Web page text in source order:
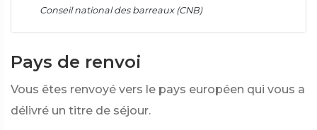
Conseil national des barreaux (CNB)
Pays de renvoi
Vous êtes renvoyé vers le pays européen qui vous a
délivré un titre de séjour.